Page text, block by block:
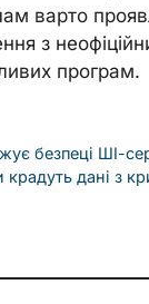
варто
з
програм.
безпеці ШІ-
дані з